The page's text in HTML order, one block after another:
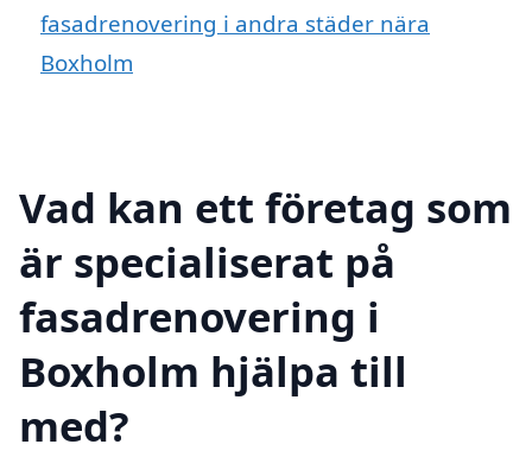
fasadrenovering i andra städer nära
Boxholm
Vad kan ett företag som
är specialiserat på
fasadrenovering i
Boxholm hjälpa till
med?